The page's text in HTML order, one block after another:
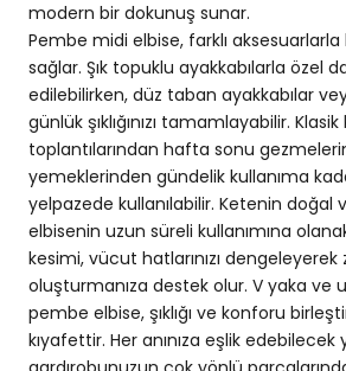
modern bir dokunuş sunar.
Pembe midi elbise, farklı
sağlar. Şık topuklu ayakkabılarla özel
edilebilirken, düz taban ayakkabılar
günlük şıklığınızı tamamlayabilir.
toplantılarından hafta sonu
yemeklerinden gündelik kullanıma
yelpazede kullanılabilir. Ketenin doğal
elbisenin uzun süreli kullanımına
kesimi, vücut hatlarınızı
oluşturmanıza destek olur. V yaka ve
pembe elbise, şıklığı ve konforu
kıyafettir. Her anınıza eşlik edebilecek